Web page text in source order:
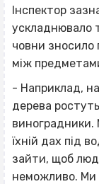
Інспектор
ускладнювало
човни зносило
між
- Наприклад, на
дерева
їхній дах під
зайти, щоб
неможливо. Ми